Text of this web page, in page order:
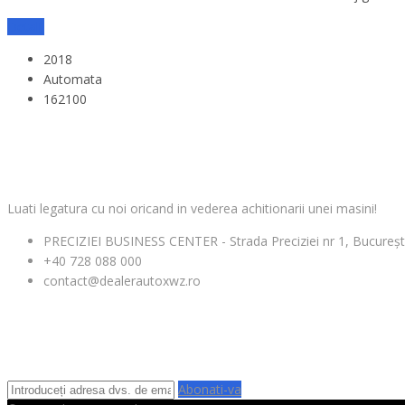
2018
Automata
162100
Luati legatura cu noi oricand in vederea achitionarii unei masini!
PRECIZIEI BUSINESS CENTER - Strada Preciziei nr 1,
+40 728 088 000
contact@dealerautoxwz.ro
Abonati-va